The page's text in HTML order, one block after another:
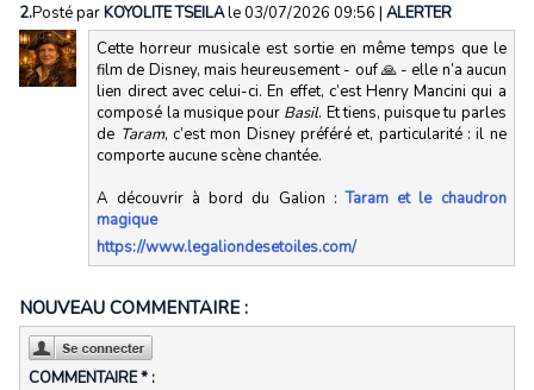
2.Posté parKOYOLITE TSEILAle 03/07/2026 09:56 | ALERTER
Cette horreur musicale est sortie en même temps que le
film de Disney, mais heureusement - ouf 🙏 - elle n’a aucun
lien direct avec celui-ci. En effet, c’est Henry Mancini qui a
composé la musique pour Basil. Et tiens, puisque tu parles
de Taram, c’est mon Disney préféré et, particularité : il ne
comporte aucune scène chantée.
A découvrir à bord du Galion :Taram et le chaudron
magique
https://www.legaliondesetoiles.com/
NOUVEAU COMMENTAIRE :
COMMENTAIRE * :